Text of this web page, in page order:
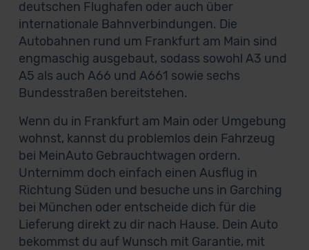
deutschen Flughafen oder auch über
internationale Bahnverbindungen. Die
Autobahnen rund um Frankfurt am Main sind
engmaschig ausgebaut, sodass sowohl A3 und
A5 als auch A66 und A661 sowie sechs
Bundesstraßen bereitstehen.
Wenn du in Frankfurt am Main oder Umgebung
wohnst, kannst du problemlos dein Fahrzeug
bei MeinAuto Gebrauchtwagen ordern.
Unternimm doch einfach einen Ausflug in
Richtung Süden und besuche uns in Garching
bei München oder entscheide dich für die
Lieferung direkt zu dir nach Hause. Dein Auto
bekommst du auf Wunsch mit Garantie, mit